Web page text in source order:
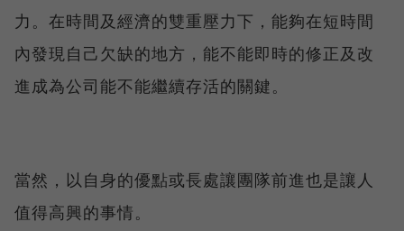
力。在時間及經濟的雙重壓力下，能夠在短時間
內發現自己欠缺的地方，能不能即時的修正及改
進成為公司能不能繼續存活的關鍵。
當然，以自身的優點或長處讓團隊前進也是讓人
值得高興的事情。